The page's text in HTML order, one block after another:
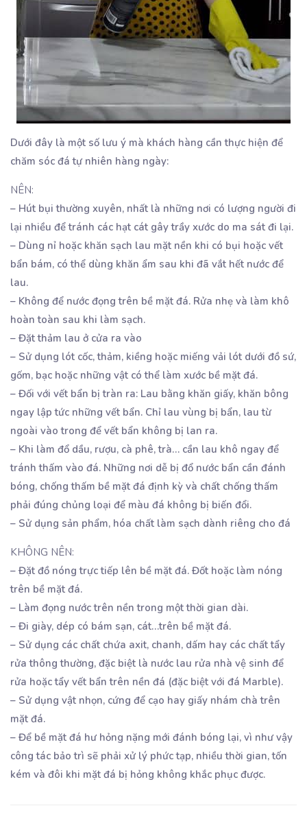
Dưới đây là một số lưu ý mà khách hàng cần thực hiện để
chăm sóc đá tự nhiên hàng ngày:
NÊN:
– Hút bụi thường xuyên, nhất là những nơi có lượng người đi
lại nhiều để tránh các hạt cát gây trầy xước do ma sát đi lại.
– Dùng nỉ hoặc khăn sạch lau mặt nền khi có bụi hoặc vết
bẩn bám, có thể dùng khăn ẩm sau khi đã vắt hết nước để
lau.
– Không để nước đọng trên bề mặt đá. Rửa nhẹ và làm khô
hoàn toàn sau khi làm sạch.
– Đặt thảm lau ở cửa ra vào
– Sử dụng lót cốc, thảm, kiềng hoặc miếng vải lót dưới đồ sứ,
gốm, bạc hoặc những vật có thể làm xước bề mặt đá.
– Đối với vết bẩn bị tràn ra: Lau bằng khăn giấy, khăn bông
ngay lập tức những vết bẩn. Chỉ lau vùng bị bẩn, lau từ
ngoài vào trong để vết bẩn không bị lan ra.
– Khi làm đổ dầu, rượu, cà phê, trà… cần lau khô ngay để
tránh thấm vào đá. Những nơi dễ bị đổ nước bẩn cần đánh
bóng, chống thấm bề mặt đá định kỳ và chất chống thấm
phải đúng chủng loại để màu đá không bị biến đổi.
– Sử dụng sản phẩm, hóa chất làm sạch dành riêng cho đá
KHÔNG NÊN:
– Đặt đồ nóng trực tiếp lên bề mặt đá. Đốt hoặc làm nóng
trên bề mặt đá.
– Làm đọng nước trên nền trong một thời gian dài.
– Đi giày, dép có bám sạn, cát…trên bề mặt đá.
– Sử dụng các chất chứa axit, chanh, dấm hay các chất tẩy
rửa thông thường, đặc biệt là nước lau rửa nhà vệ sinh để
rửa hoặc tẩy vết bẩn trên nền đá (đặc biệt với đá Marble).
– Sử dụng vật nhọn, cứng để cạo hay giấy nhám chà trên
mặt đá.
– Để bề mặt đá hư hỏng nặng mới đánh bóng lại, vì như vậy
công tác bảo trì sẽ phải xử lý phức tạp, nhiều thời gian, tốn
kém và đôi khi mặt đá bị hỏng không khắc phục được.